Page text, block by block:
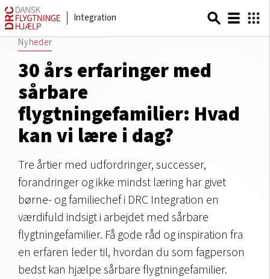
Integration
Nyheder
30 års erfaringer med
sårbare
flygtningefamilier: Hvad
kan vi lære i dag?
Tre årtier med udfordringer, successer,
forandringer og ikke mindst læring har givet
børne- og familiechef i DRC Integration en
værdifuld indsigt i arbejdet med sårbare
flygtningefamilier. Få gode råd og inspiration fra
en erfaren leder til, hvordan du som fagperson
bedst kan hjælpe sårbare flygtningefamilier.